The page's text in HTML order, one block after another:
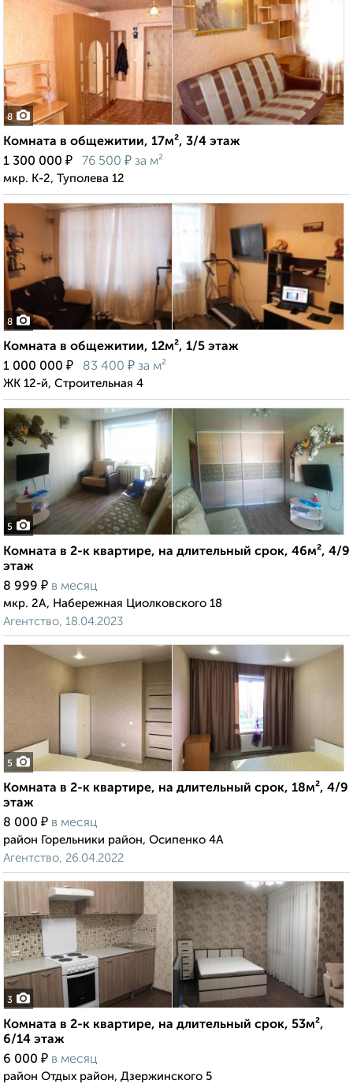
8
Комната в общежитии, 17м², 3/4 этаж
1 300 000 ₽ 76 500 ₽ за м²
мкр. К-2, Туполева 12
8
Комната в общежитии, 12м², 1/5 этаж
1 000 000 ₽ 83 400 ₽ за м²
ЖК 12-й, Строительная 4
5
Комната в 2-к квартире, на длительный срок, 46м², 4/9
этаж
8 999 ₽ в месяц
мкр. 2А, Набережная Циолковского 18
Агентство, 18.04.2023
5
Комната в 2-к квартире, на длительный срок, 18м², 4/9
этаж
8 000 ₽ в месяц
район Горельники район, Осипенко 4А
Агентство, 26.04.2022
3
Комната в 2-к квартире, на длительный срок, 53м²,
6/14 этаж
6 000 ₽ в месяц
район Отдых район, Дзержинского 5